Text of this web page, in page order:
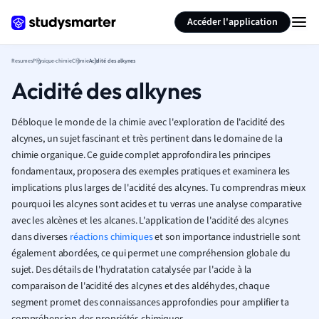
Accéder l'application
ResumesPhysique-chimieChimieAcidité des alkynes
Acidité des alkynes
Débloque le monde de la chimie avec l'exploration de l'acidité des
alcynes, un sujet fascinant et très pertinent dans le domaine de la
chimie organique. Ce guide complet approfondira les principes
fondamentaux, proposera des exemples pratiques et examinera les
implications plus larges de l'acidité des alcynes. Tu comprendras mieux
pourquoi les alcynes sont acides et tu verras une analyse comparative
avec les alcènes et les alcanes. L'application de l'acidité des alcynes
dans diverses réactions chimiqueset son importance industrielle sont
également abordées, ce qui permet une compréhension globale du
sujet. Des détails de l'hydratation catalysée par l'acide à la
comparaison de l'acidité des alcynes et des aldéhydes, chaque
segment promet des connaissances approfondies pour amplifier ta
Résumer la page